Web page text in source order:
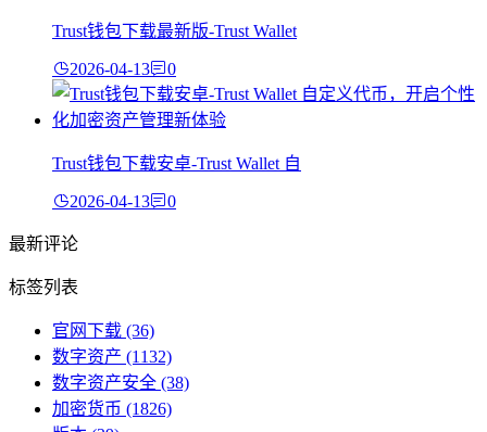
Trust钱包下载最新版-Trust Wallet
2026-04-13 0
Trust钱包下载安卓-Trust Wallet 自
2026-04-13 0
最新评论
标签列表
官网下载 (36)
数字资产 (1132)
数字资产安全 (38)
加密货币 (1826)